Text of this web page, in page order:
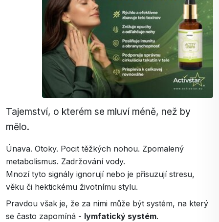
Tajemství, o kterém se mluví méně, než by
mělo.
Únava. Otoky. Pocit těžkých nohou. Zpomalený
metabolismus. Zadržování vody.
Mnozí tyto signály ignorují nebo je přisuzují stresu,
věku či hektickému životnímu stylu.
Pravdou však je, že za nimi může být systém, na který
se často zapomíná - lymfatický systém.